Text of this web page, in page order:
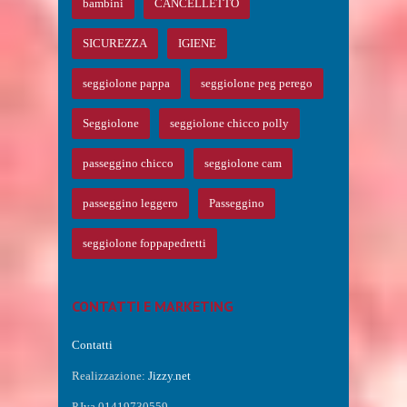
bambini CANCELLETTO
SICUREZZA IGIENE
seggiolone pappa seggiolone peg perego
Seggiolone seggiolone chicco polly
passeggino chicco seggiolone cam
passeggino leggero Passeggino
seggiolone foppapedretti
CONTATTI E MARKETING
Contatti
Realizzazione: Jizzy.net